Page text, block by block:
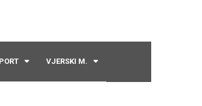
VJERSKI M.